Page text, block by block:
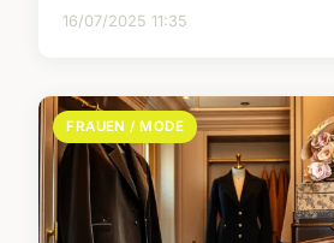
16/07/2025 11:35
FRAUEN / MODE